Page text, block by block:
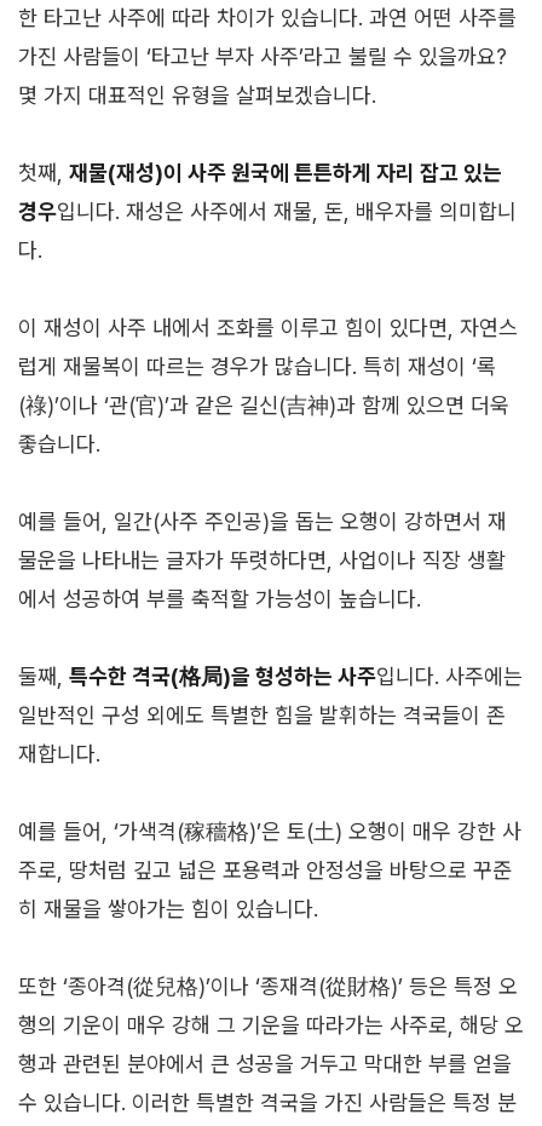
한 타고난 사주에 따라 차이가 있습니다. 과연 어떤 사주를
가진 사람들이 ‘타고난 부자 사주’라고 불릴 수 있을까요?
몇 가지 대표적인 유형을 살펴보겠습니다.
첫째, 재물(재성)이 사주 원국에 튼튼하게 자리 잡고 있는
경우입니다. 재성은 사주에서 재물, 돈, 배우자를 의미합니
다.
이 재성이 사주 내에서 조화를 이루고 힘이 있다면, 자연스
럽게 재물복이 따르는 경우가 많습니다. 특히 재성이 ‘록
(祿)’이나 ‘관(官)’과 같은 길신(吉神)과 함께 있으면 더욱
좋습니다.
예를 들어, 일간(사주 주인공)을 돕는 오행이 강하면서 재
물운을 나타내는 글자가 뚜렷하다면, 사업이나 직장 생활
에서 성공하여 부를 축적할 가능성이 높습니다.
둘째, 특수한 격국(格局)을 형성하는 사주입니다. 사주에는
일반적인 구성 외에도 특별한 힘을 발휘하는 격국들이 존
재합니다.
예를 들어, ‘가색격(稼穡格)’은 토(土) 오행이 매우 강한 사
주로, 땅처럼 깊고 넓은 포용력과 안정성을 바탕으로 꾸준
히 재물을 쌓아가는 힘이 있습니다.
또한 ‘종아격(從兒格)’이나 ‘종재격(從財格)’ 등은 특정 오
행의 기운이 매우 강해 그 기운을 따라가는 사주로, 해당 오
행과 관련된 분야에서 큰 성공을 거두고 막대한 부를 얻을
수 있습니다. 이러한 특별한 격국을 가진 사람들은 특정 분